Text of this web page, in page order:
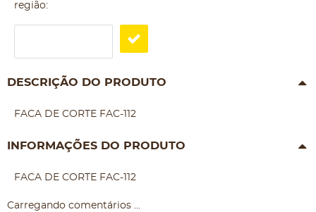
região:
DESCRIÇÃO DO PRODUTO
FACA DE CORTE FAC-112
INFORMAÇÕES DO PRODUTO
FACA DE CORTE FAC-112
Carregando comentários ...